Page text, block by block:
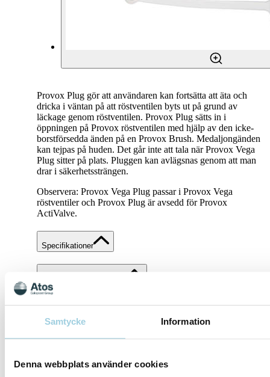
Samtycke Information
Denna webbplats använder cookies
Provox Plug gör att användaren kan fortsätta att äta och
dricka i väntan på att röstventilen byts ut på grund av
läckage genom röstventilen. Provox Plug sätts in i
öppningen på Provox röstventilen med hjälp av den icke-
borstförsedda änden på en Provox Brush. Medaljongänden
kan tejpas på huden. Det går inte att tala när Provox Vega
Plug sitter på plats. Pluggen kan avlägsnas genom att man
drar i säkerhetssträngen.
Observera: Provox Vega Plug passar i Provox Vega
röstventiler och Provox Plug är avsedd för Provox
ActiValve.
Specifikationer
Dela Spara till mitt innehåll